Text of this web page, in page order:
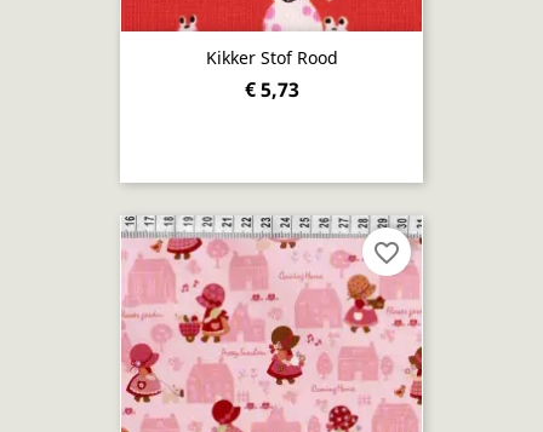
Kikker Stof Rood
€ 5,73
favorite_border